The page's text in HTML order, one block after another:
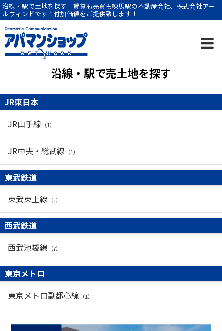
沿線・駅で土地を探す｜賃貸も売買も練馬駅の不動産会社、株式会社アー
ルウィンドです！付加価値をご提供致します！
沿線・駅で売土地を探す
JR東日本
JR山手線 （1）
JR中央・総武線 （1）
東武鉄道
東武東上線 （1）
西武鉄道
西武池袋線 （7）
東京メトロ
東京メトロ副都心線 （1）